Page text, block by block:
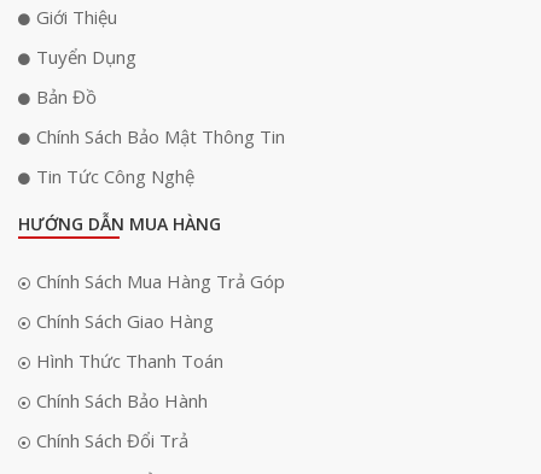
iPad Air nay có hai tùy chọn màn hình Liquid Retina kích thước 11 inch
và 13 inch, mang lại sự linh hoạt cho người dùng với từng nhu cầu khác
nhau. Màn hình có độ phân giải cao với công nghệ True Tone giúp điều
chỉnh màu sắc phù hợp với môi trường xung quanh, mang lại trải
nghiệm hiển thị tự nhiên và dễ chịu hơn. Dải màu rộng P3 và độ sáng
trời. Với viền mỏng và thiết kế nguyên khối từ nhôm tái chế, iPad Air
Giới Thiệu
Tuyển Dụng
Bản Đồ
Chính Sách Bảo Mật Thông Tin
Tin Tức Công Nghệ
HƯỚNG DẪN MUA HÀNG
Chính Sách Mua Hàng Trả Góp
Chính Sách Giao Hàng
Hình Thức Thanh Toán
Chính Sách Bảo Hành
Chính Sách Đổi Trả